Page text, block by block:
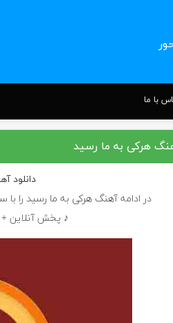
با ما
هرکی به ما رسید
دانلود
در ادامه آهنگ هرکی به ما رسید را با
♪ پخش آنلاین +